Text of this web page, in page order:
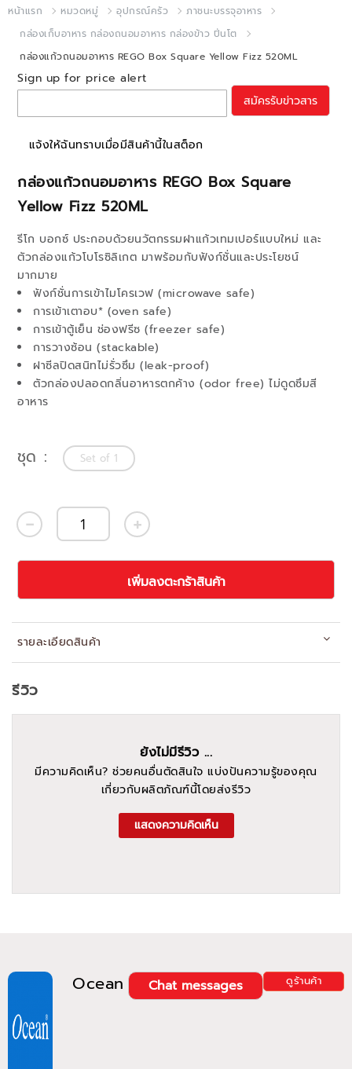
หน้าแรก หมวดหมู่ อุปกรณ์ครัว
ภาชนะบรรจุอาหาร
กล่องเก็บอาหาร กล่องถนอมอาหาร กล่องข้าว ปิ่นโต
กล่องแก้วถนอมอาหาร REGO Box Square Yellow Fizz 520ML
กล่องแก้วถนอมอาหาร REGO Box Square
Yellow Fizz 520ML
รีโก บอกซ์ ประกอบด้วยนวัตกรรมฝาแก้วเทมเปอร์แบบใหม่ และ
ตัวกล่องแก้วโบโรซิลิเกต มาพร้อมกับฟังก์ชั่นและประโยชน์
มากมาย
ฟังก์ชั่นการเข้าไมโครเวฟ (microwave safe)
การเข้าเตาอบ* (oven safe)
การเข้าตู้เย็น ช่องฟรีซ (freezer safe)
การวางซ้อน (stackable)
ฝาซีลปิดสนิทไม่รั่วซึม (leak-proof)
ตัวกล่องปลอดกลิ่นอาหารตกค้าง (odor free) ไม่ดูดซึมสี
อาหาร
Sign up for price alert
สมัครรับข่าวสาร
แจ้งให้ฉันทราบเมื่อมีสินค้านี้ในสต็อก
ชุด Set of 1
เพิ่มลงตะกร้าสินค้า
รายละเอียดสินค้า
Ocean ดูร้านค้า
Chat messages
รีวิว
ยังไม่มีรีวิว ...
มีความคิดเห็น? ช่วยคนอื่นตัดสินใจ แบ่งปันความรู้ของคุณ
เกี่ยวกับผลิตภัณฑ์นี้โดยส่งรีวิว
แสดงความคิดเห็น